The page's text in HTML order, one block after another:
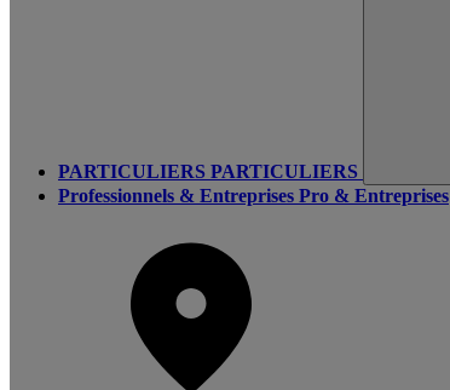
PARTICULIERS PARTICULIERS
Professionnels & Entreprises Pro & Entreprises